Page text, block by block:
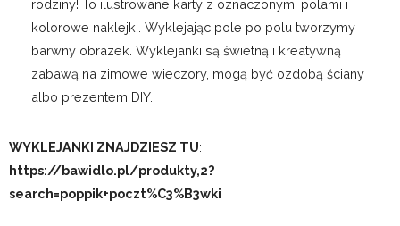
rodziny! To ilustrowane karty z oznaczonymi polami i
kolorowe naklejki. Wyklejając pole po polu tworzymy
barwny obrazek. Wyklejanki są świetną i kreatywną
zabawą na zimowe wieczory, mogą być ozdobą ściany
albo prezentem DIY.
WYKLEJANKI ZNAJDZIESZ TU:
https://bawidlo.pl/produkty,2?
search=poppik+poczt%C3%B3wki